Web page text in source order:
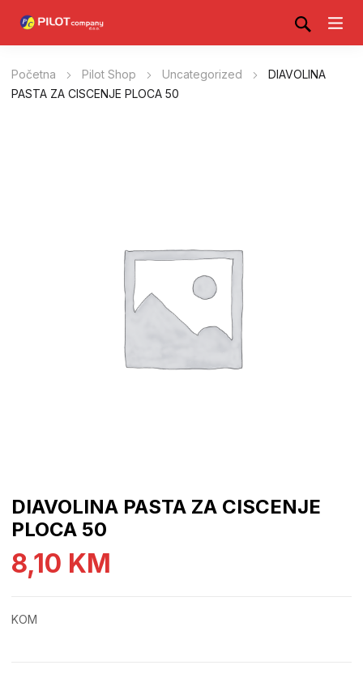
Početna Pilot Shop Uncategorized
DIAVOLINA
PASTA ZA CISCENJE PLOCA 50
DIAVOLINA PASTA ZA CISCENJE
PLOCA 50
8,10 KM
KOM